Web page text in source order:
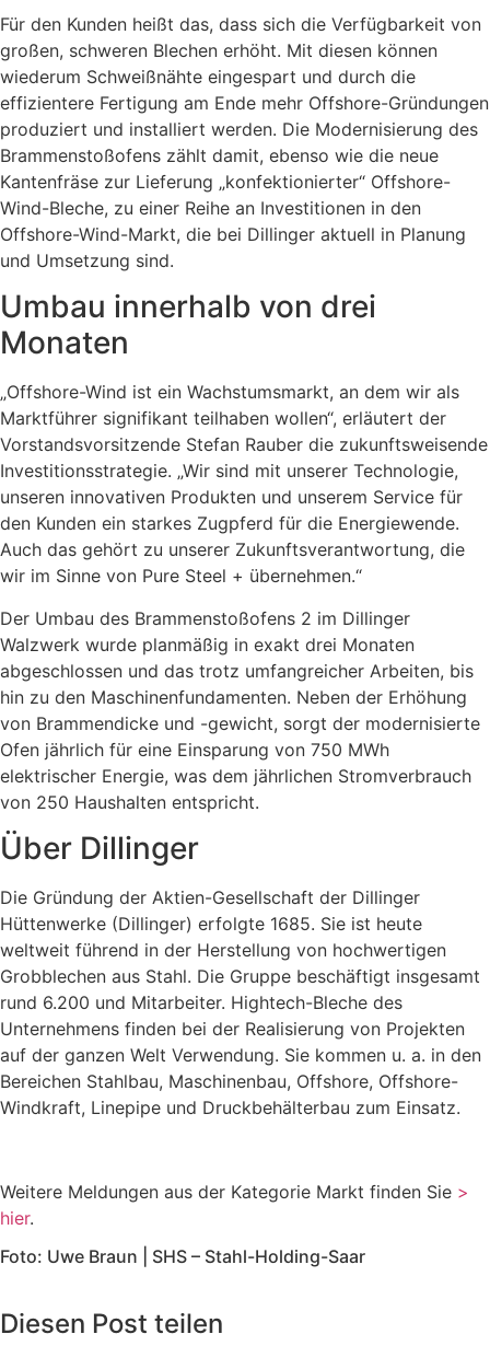
Für den Kunden heißt das, dass sich die Verfügbarkeit von
großen, schweren Blechen erhöht. Mit diesen können
wiederum Schweißnähte eingespart und durch die
effizientere Fertigung am Ende mehr Offshore-Gründungen
produziert und installiert werden. Die Modernisierung des
Brammenstoßofens zählt damit, ebenso wie die neue
Kantenfräse zur Lieferung „konfektionierter“ Offshore-
Wind-Bleche, zu einer Reihe an Investitionen in den
Offshore-Wind-Markt, die bei Dillinger aktuell in Planung
und Umsetzung sind.
Umbau innerhalb von drei
Monaten
„Offshore-Wind ist ein Wachstumsmarkt, an dem wir als
Marktführer signifikant teilhaben wollen“, erläutert der
Vorstandsvorsitzende Stefan Rauber die zukunftsweisende
Investitionsstrategie. „Wir sind mit unserer Technologie,
unseren innovativen Produkten und unserem Service für
den Kunden ein starkes Zugpferd für die Energiewende.
Auch das gehört zu unserer Zukunftsverantwortung, die
wir im Sinne von Pure Steel + übernehmen.“
Der Umbau des Brammenstoßofens 2 im Dillinger
Walzwerk wurde planmäßig in exakt drei Monaten
abgeschlossen und das trotz umfangreicher Arbeiten, bis
hin zu den Maschinenfundamenten. Neben der Erhöhung
von Brammendicke und -gewicht, sorgt der modernisierte
Ofen jährlich für eine Einsparung von 750 MWh
elektrischer Energie, was dem jährlichen Stromverbrauch
von 250 Haushalten entspricht.
Über Dillinger
Die Gründung der Aktien-Gesellschaft der Dillinger
Hüttenwerke (Dillinger) erfolgte 1685. Sie ist heute
weltweit führend in der Herstellung von hochwertigen
Grobblechen aus Stahl. Die Gruppe beschäftigt insgesamt
rund 6.200 und Mitarbeiter. Hightech-Bleche des
Unternehmens finden bei der Realisierung von Projekten
auf der ganzen Welt Verwendung. Sie kommen u. a. in den
Bereichen Stahlbau, Maschinenbau, Offshore, Offshore-
Windkraft, Linepipe und Druckbehälterbau zum Einsatz.
Weitere Meldungen aus der Kategorie Markt finden Sie >
hier.
Foto: Uwe Braun | SHS – Stahl-Holding-Saar
Diesen Post teilen